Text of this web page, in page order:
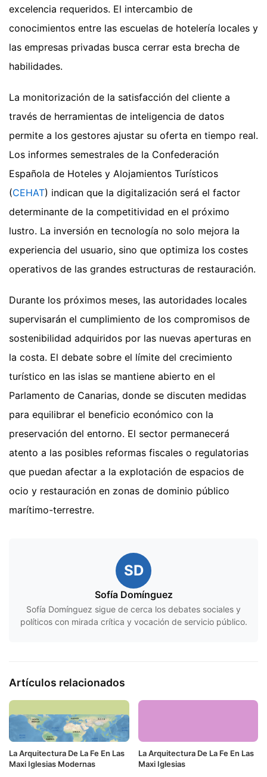
excelencia requeridos. El intercambio de
conocimientos entre las escuelas de hotelería locales y
las empresas privadas busca cerrar esta brecha de
habilidades.
La monitorización de la satisfacción del cliente a
través de herramientas de inteligencia de datos
permite a los gestores ajustar su oferta en tiempo real.
Los informes semestrales de la Confederación
Española de Hoteles y Alojamientos Turísticos
(CEHAT) indican que la digitalización será el factor
determinante de la competitividad en el próximo
lustro. La inversión en tecnología no solo mejora la
experiencia del usuario, sino que optimiza los costes
operativos de las grandes estructuras de restauración.
Durante los próximos meses, las autoridades locales
supervisarán el cumplimiento de los compromisos de
sostenibilidad adquiridos por las nuevas aperturas en
la costa. El debate sobre el límite del crecimiento
turístico en las islas se mantiene abierto en el
Parlamento de Canarias, donde se discuten medidas
para equilibrar el beneficio económico con la
preservación del entorno. El sector permanecerá
atento a las posibles reformas fiscales o regulatorias
que puedan afectar a la explotación de espacios de
ocio y restauración en zonas de dominio público
marítimo-terrestre.
SD
Sofía Domínguez
Sofía Domínguez sigue de cerca los debates sociales y
políticos con mirada crítica y vocación de servicio público.
Artículos relacionados
La Arquitectura De La Fe En Las
Maxi Iglesias Modernas
La Arquitectura De La Fe En Las
Maxi Iglesias